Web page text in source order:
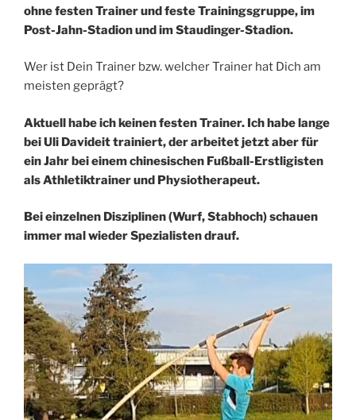
ohne festen Trainer und feste Trainingsgruppe, im
Post-Jahn-Stadion und im Staudinger-Stadion.
Wer ist Dein Trainer bzw. welcher Trainer hat Dich am
meisten geprägt?
Aktuell habe ich keinen festen Trainer. Ich habe lange
bei Uli Davideit trainiert, der arbeitet jetzt aber für
ein Jahr bei einem chinesischen Fußball-Erstligisten
als Athletiktrainer und Physiotherapeut.
Bei einzelnen Disziplinen (Wurf, Stabhoch) schauen
immer mal wieder Spezialisten drauf.